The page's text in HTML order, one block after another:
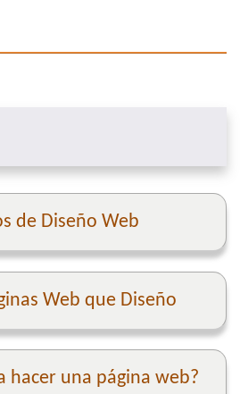
de Diseño Web
Web que Diseño
hacer una página web?